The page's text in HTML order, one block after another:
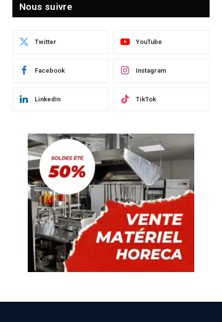
Nous suivre
Twitter YouTube
Facebook Instagram
LinkedIn TikTok